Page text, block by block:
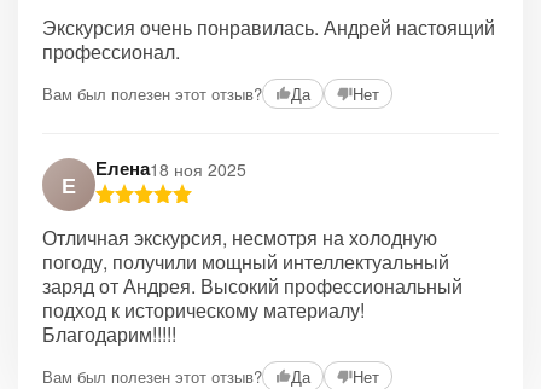
Экскурсия очень понравилась. Андрей настоящий
профессионал.
Вам был полезен этот отзыв? Да Нет
Е
Елена18 ноя 2025
Отличная экскурсия, несмотря на холодную
погоду, получили мощный интеллектуальный
заряд от Андрея. Высокий профессиональный
подход к историческому материалу!
Благодарим!!!!!
Вам был полезен этот отзыв? Да Нет